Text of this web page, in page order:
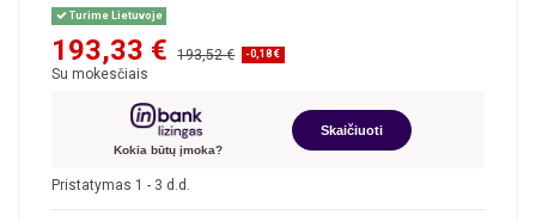
Turime Lietuvoje
193,33 € 193,52 € -0,18 €
Su mokesčiais
Kokia būtų įmoka?
Skaičiuoti
Pristatymas 1 - 3 d.d.